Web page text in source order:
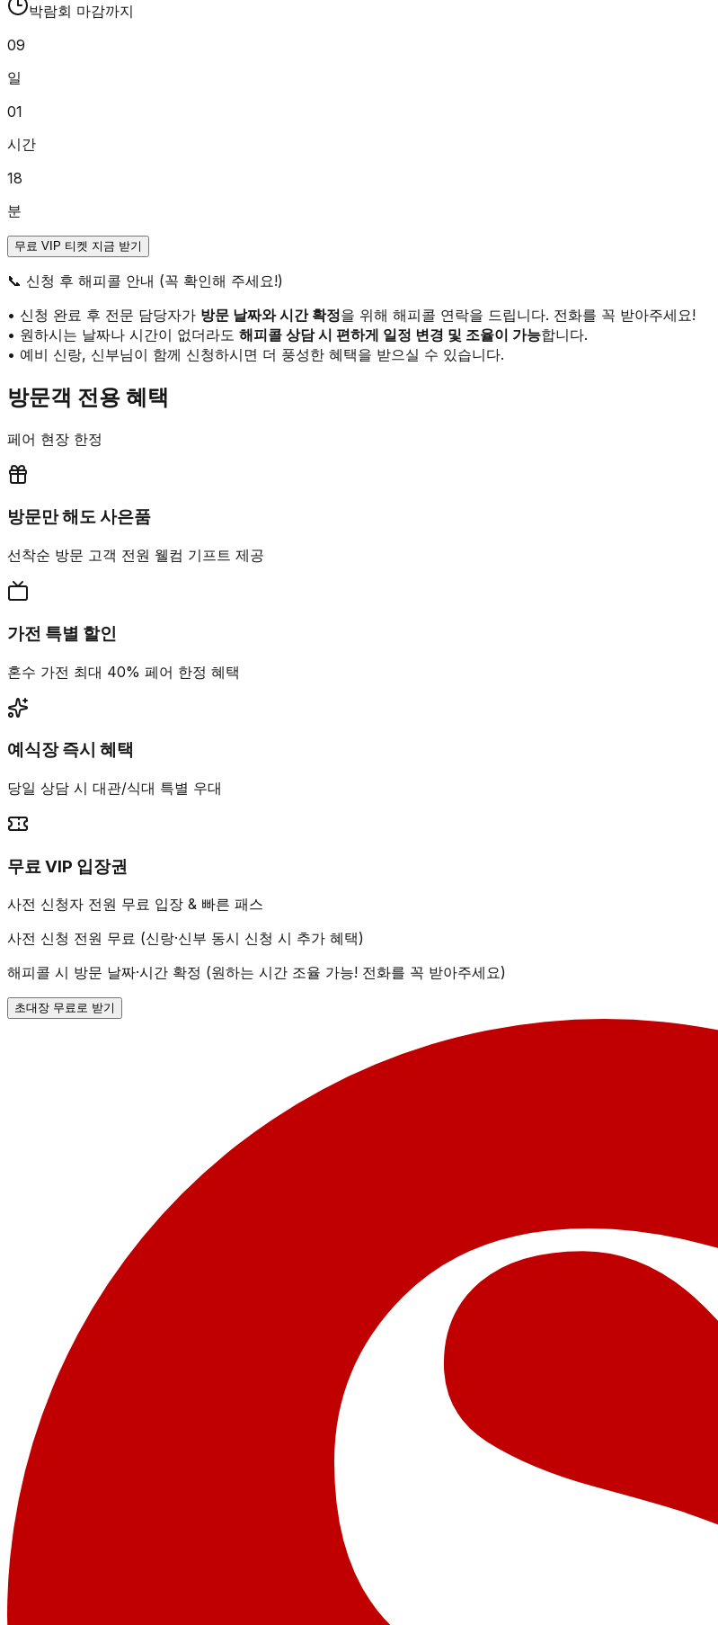
박람회 마감까지
09
일
01
시간
18
분
무료 VIP 티켓 지금 받기
📞 신청 후 해피콜 안내 (꼭 확인해 주세요!)
• 신청 완료 후 전문 담당자가 방문 날짜와 시간 확정을 위해 해피콜 연락을 드립니다. 전화를 꼭 받아주세요!
• 원하시는 날짜나 시간이 없더라도 해피콜 상담 시 편하게 일정 변경 및 조율이 가능합니다.
• 예비 신랑, 신부님이 함께 신청하시면 더 풍성한 혜택을 받으실 수 있습니다.
방문객 전용 혜택
페어 현장 한정
방문만 해도 사은품
선착순 방문 고객 전원 웰컴 기프트 제공
가전 특별 할인
혼수 가전 최대 40% 페어 한정 혜택
예식장 즉시 혜택
당일 상담 시 대관/식대 특별 우대
무료 VIP 입장권
사전 신청자 전원 무료 입장 & 빠른 패스
사전 신청 전원 무료 (신랑·신부 동시 신청 시 추가 혜택)
해피콜 시 방문 날짜·시간 확정 (원하는 시간 조율 가능! 전화를 꼭 받아주세요)
초대장 무료로 받기